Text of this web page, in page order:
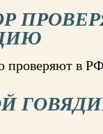
в РФ